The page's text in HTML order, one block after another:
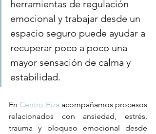
herramientas de regulación
emocional y trabajar desde un
espacio seguro puede ayudar a
recuperar poco a poco una
mayor sensación de calma y
estabilidad.
En Centro Eiza acompañamos procesos
relacionados con ansiedad, estrés,
trauma y bloqueo emocional desde